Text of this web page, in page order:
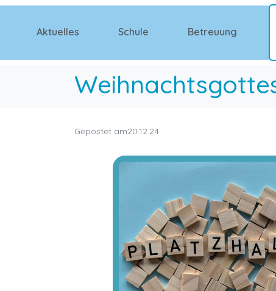
Aktuelles Schule Betreuung
Gepostet am20.12.24